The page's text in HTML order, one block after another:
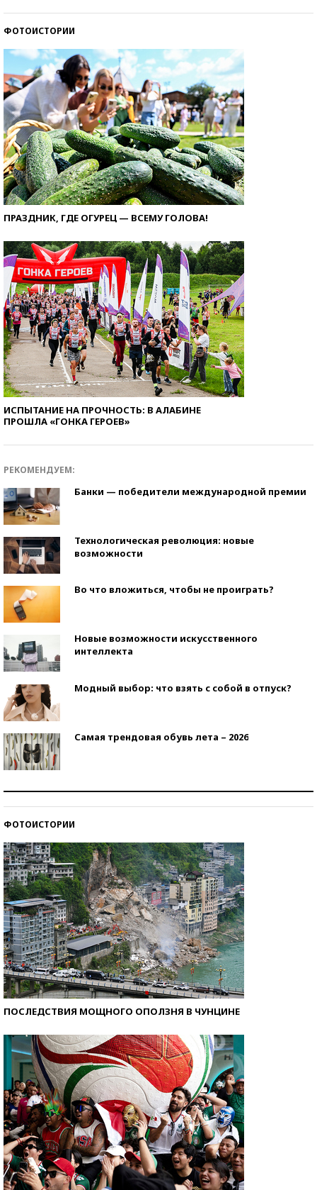
ФОТОИСТОРИИ
ПРАЗДНИК, ГДЕ ОГУРЕЦ — ВСЕМУ ГОЛОВА!
ИСПЫТАНИЕ НА ПРОЧНОСТЬ: В АЛАБИНЕ
ПРОШЛА «ГОНКА ГЕРОЕВ»
РЕКОМЕНДУЕМ:
Банки — победители международной премии
Технологическая революция: новые
возможности
Во что вложиться, чтобы не проиграть?
Новые возможности искусственного
интеллекта
Модный выбор: что взять с собой в отпуск?
Самая трендовая обувь лета – 2026
ФОТОИСТОРИИ
ПОСЛЕДСТВИЯ МОЩНОГО ОПОЛЗНЯ В ЧУНЦИНЕ